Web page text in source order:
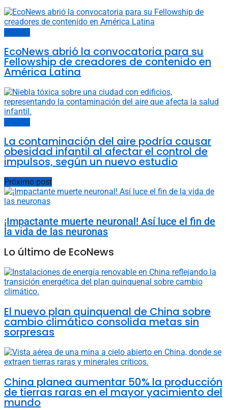
EcoNews abrió la convocatoria para su
Fellowship de creadores de contenido en
América Latina
La contaminación del aire podría causar
obesidad infantil al afectar el control de
impulsos, según un nuevo estudio
Próximo post
¡Impactante muerte neuronal! Así luce el fin de
la vida de las neuronas
Lo último de EcoNews
El nuevo plan quinquenal de China sobre
cambio climático consolida metas sin
sorpresas
China planea aumentar 50% la producción
de tierras raras en el mayor yacimiento del
mundo